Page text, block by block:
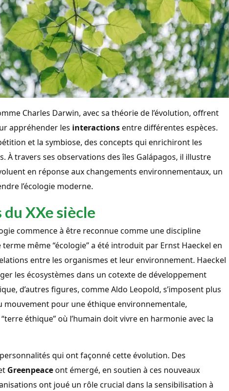
Charles Darwin, avec sa théorie de l’évolution, offrent
appréhender les interactionsentre différentes espèces.
et la symbiose, des concepts qui enrichiront les
À travers ses observations des îles Galápagos, il illustre
en réponse aux changements environnementaux, un
l’écologie moderne.
XXe siècle
commence à être reconnue comme une discipline
même “écologie” a été introduit par Ernst Haeckel en
entre les organismes et leur environnement. Haeckel
les écosystèmes dans un cotexte de développement
d’autres figures, comme Aldo Leopold, s’imposent plus
pour une éthique environnementale,
éthique” où l’humain doit vivre en harmonie avec la
qui ont façonné cette évolution. Des
Greenpeaceont émergé, en soutien à ces nouveaux
ont joué un rôle crucial dans la sensibilisation à